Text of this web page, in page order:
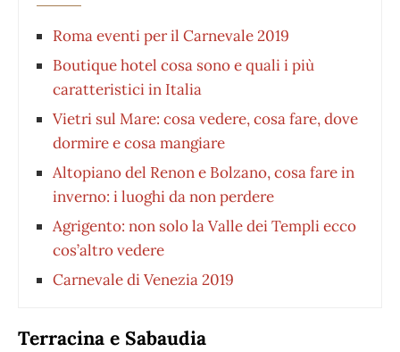
Roma eventi per il Carnevale 2019
Boutique hotel cosa sono e quali i più
caratteristici in Italia
Vietri sul Mare: cosa vedere, cosa fare, dove
dormire e cosa mangiare
Altopiano del Renon e Bolzano, cosa fare in
inverno: i luoghi da non perdere
Agrigento: non solo la Valle dei Templi ecco
cos’altro vedere
Carnevale di Venezia 2019
Terracina e Sabaudia